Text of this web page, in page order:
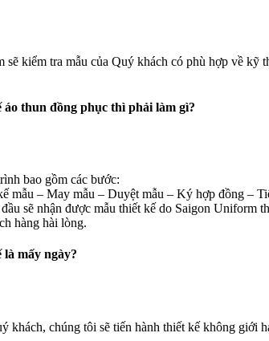
kiểm tra mẫu của Quý khách có phù hợp về
thun đồng phục thì phải làm gì?
bao gồm các bước:
mẫu – May mẫu – Duyệt mẫu – Ký hợp đồng –
sẽ nhận được mẫu thiết kế do Saigon
hàng hài lòng.
mấy ngày?
khách, chúng tôi sẽ tiến hành thiết kế không giới